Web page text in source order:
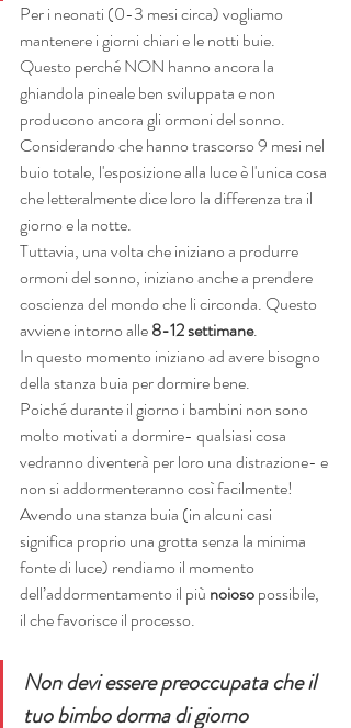
Per i neonati (0-3 mesi circa) vogliamo
mantenere i giorni chiari e le notti buie.
Questo perché NON hanno ancora la
ghiandola pineale ben sviluppata e non
producono ancora gli ormoni del sonno.
Considerando che hanno trascorso 9 mesi nel
buio totale, l'esposizione alla luce è l'unica cosa
che letteralmente dice loro la differenza tra il
giorno e la notte.
Tuttavia, una volta che iniziano a produrre
ormoni del sonno, iniziano anche a prendere
coscienza del mondo che li circonda. Questo
avviene intorno alle 8-12 settimane.
In questo momento iniziano ad avere bisogno
della stanza buia per dormire bene.
Poiché durante il giorno i bambini non sono
molto motivati a dormire- qualsiasi cosa
vedranno diventerà per loro una distrazione- e
non si addormenteranno così facilmente!
Avendo una stanza buia (in alcuni casi
significa proprio una grotta senza la minima
fonte di luce) rendiamo il momento
dell’addormentamento il più noioso possibile,
il che favorisce il processo.
Non devi essere preoccupata che il
tuo bimbo dorma di giorno